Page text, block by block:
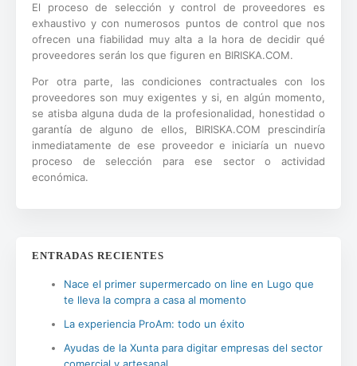
El proceso de selección y control de proveedores es
exhaustivo y con numerosos puntos de control que nos
ofrecen una fiabilidad muy alta a la hora de decidir qué
proveedores serán los que figuren en BIRISKA.COM.
Por otra parte, las condiciones contractuales con los
proveedores son muy exigentes y si, en algún momento,
se atisba alguna duda de la profesionalidad, honestidad o
garantía de alguno de ellos, BIRISKA.COM prescindiría
inmediatamente de ese proveedor e iniciaría un nuevo
proceso de selección para ese sector o actividad
económica.
ENTRADAS RECIENTES
Nace el primer supermercado on line en Lugo que
te lleva la compra a casa al momento
La experiencia ProAm: todo un éxito
Ayudas de la Xunta para digitar empresas del sector